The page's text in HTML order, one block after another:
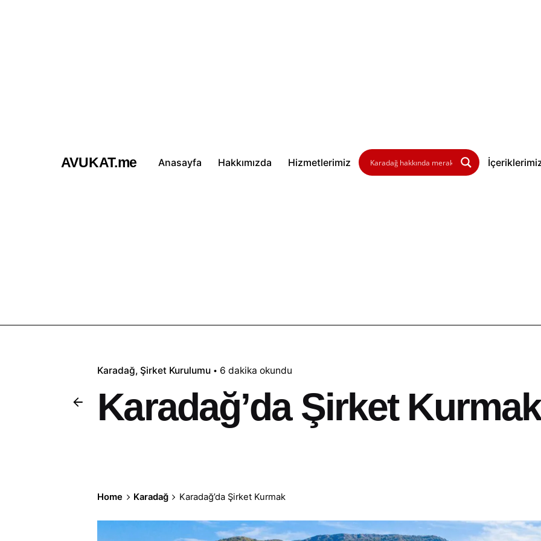
AVUKAT.me Anasayfa Hakkımızda Hizmetlerimiz
Karadağ Şirket Kurulumu 6 dakika okundu
Karadağ’da Şirket Kurmak
Home Karadağ Karadağ’da Şirket Kurmak